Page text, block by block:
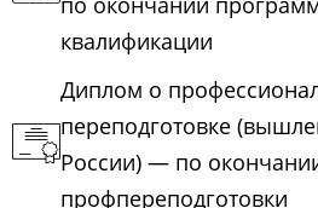
квалификации
Диплом о
переподготовке
России) — по
профпереподготовки